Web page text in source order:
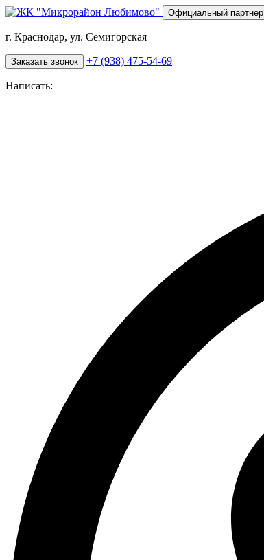
Перейти
основному
Официальный партнер
г. Краснодар, ул. Семигорская
Заказать звонок +7 (938) 475-54-69
Написать: